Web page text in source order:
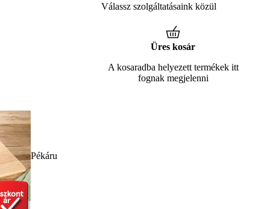
Pékáru
Válassz szolgáltatásaink közül
Üres kosár
A kosaradba helyezett termékek itt
fognak megjelenni